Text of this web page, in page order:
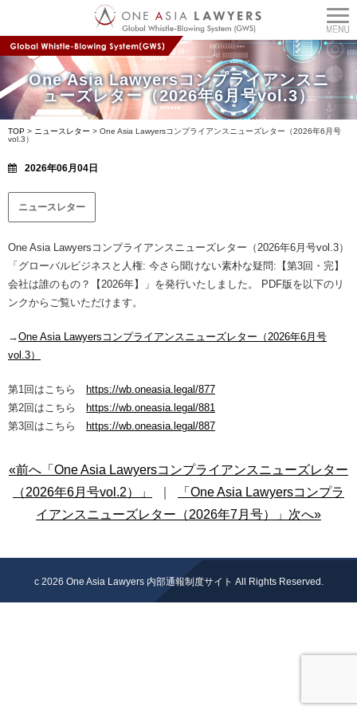
One Asia Lawyersコンプライアンスニ
ューズレター（2026年6月号vol.3）
TOP > ニュースレター > One Asia Lawyersコンプライアンスニューズレター（2026年6月号
vol.3）
2026年06月04日
ニュースレター
One Asia Lawyersコンプライアンスニューズレター（2026年6月号vol.3）
「グローバルビジネスと人権: 今さら聞けない素朴な疑問:【第3回・完】
会社は誰のもの？【2026年】」を発行いたしました。 PDF版を以下のリ
ンクからご覧いただけます。
→One Asia Lawyersコンプライアンスニューズレター（2026年6月号
vol.3）
第1回はこちら
https://wb.oneasia.legal/877
第2回はこちら
https://wb.oneasia.legal/881
第3回はこちら
https://wb.oneasia.legal/887
«前へ「One Asia Lawyersコンプライアンスニューズレター
（2026年6月号vol.2）」
「One Asia Lawyersコンプラ
イアンスニューズレター（2026年7月号）」次へ»
c 2026 One Asia Lawyers 内部通報制度サイト All Rights Reserved.